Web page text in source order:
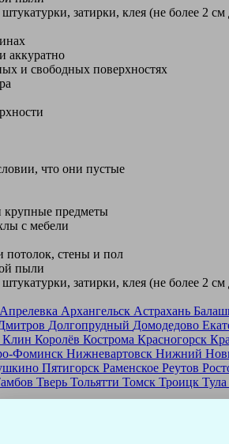
затирки, клея (не более 2
аккуратно
и свободных поверхностях
что они пустые
крупные предметы
с мебели
потолок, стены и пол
пыли
затирки, клея (не более 2
Апрелевка Архангельск Астрахань
Долгопрудный Домодедово
Клин Королёв Кострома Красногорск
Фоминск Нижневартовск Нижний
Пятигорск Раменское Реутов
Тверь Тольятти Томск Троицк Тула
в своем городе по